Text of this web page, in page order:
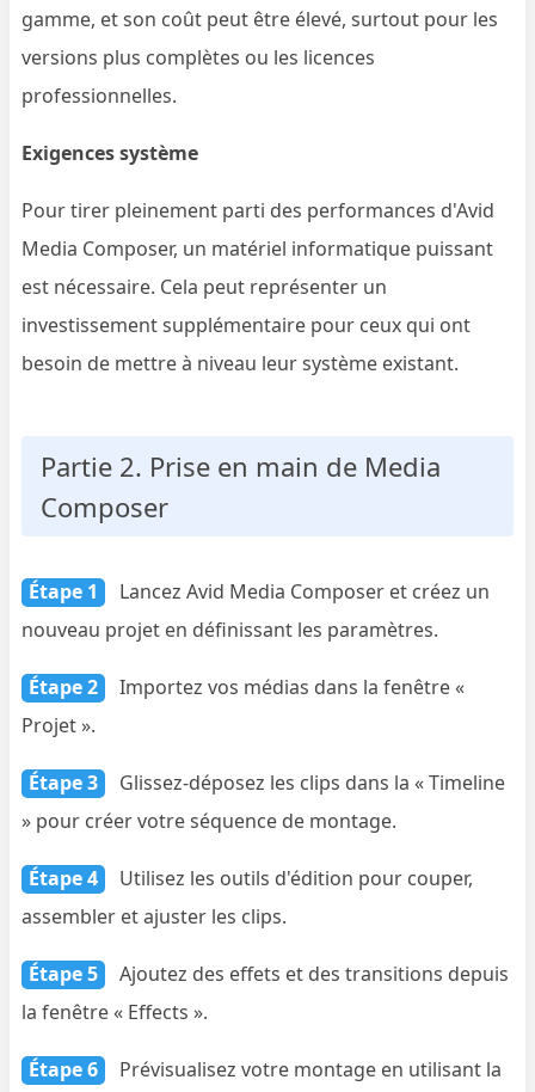
gamme, et son coût peut être élevé, surtout pour les
versions plus complètes ou les licences
professionnelles.
Exigences système
Pour tirer pleinement parti des performances d'Avid
Media Composer, un matériel informatique puissant
est nécessaire. Cela peut représenter un
investissement supplémentaire pour ceux qui ont
besoin de mettre à niveau leur système existant.
Partie 2. Prise en main de Media
Composer
Étape 1
Lancez Avid Media Composer et créez un
nouveau projet en définissant les paramètres.
Étape 2
Importez vos médias dans la fenêtre «
Projet ».
Étape 3
Glissez-déposez les clips dans la « Timeline
» pour créer votre séquence de montage.
Étape 4
Utilisez les outils d'édition pour couper,
assembler et ajuster les clips.
Étape 5
Ajoutez des effets et des transitions depuis
la fenêtre « Effects ».
Étape 6
Prévisualisez votre montage en utilisant la